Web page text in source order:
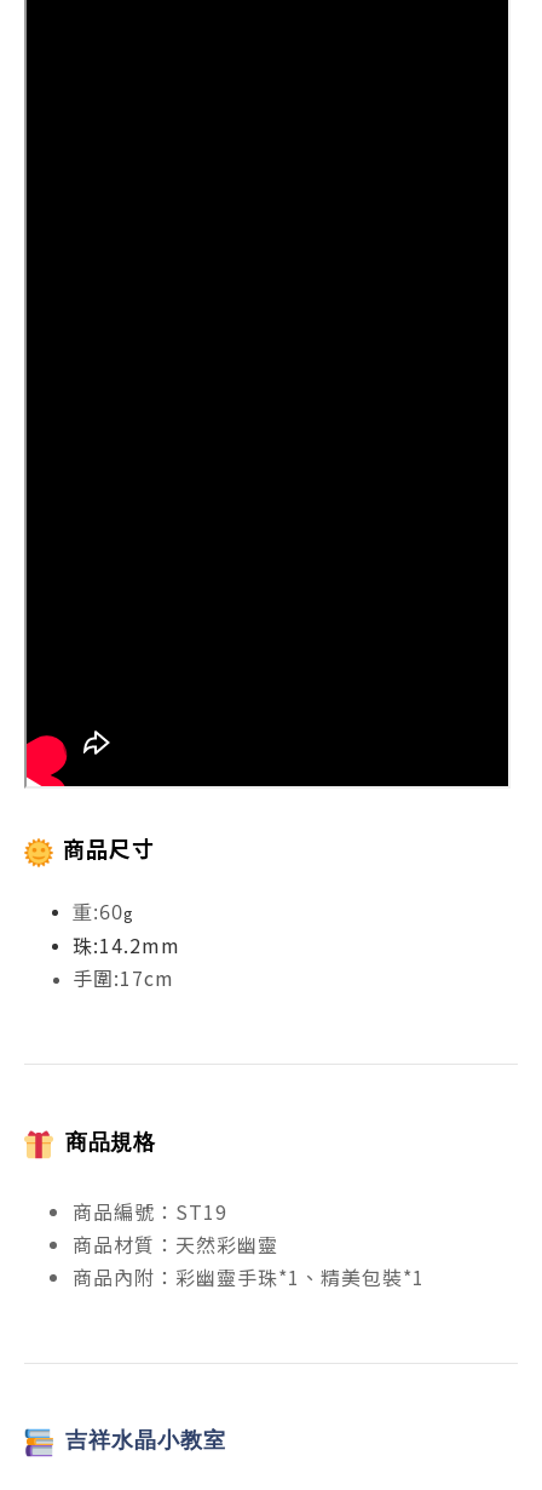
商品尺寸
重:60g
珠:14.2mm
手圍:17cm
商品規格
商品編號：ST19
商品材質：天然彩幽靈
商品內附：彩幽靈手珠*1、精美包裝*1
吉祥水晶小教室